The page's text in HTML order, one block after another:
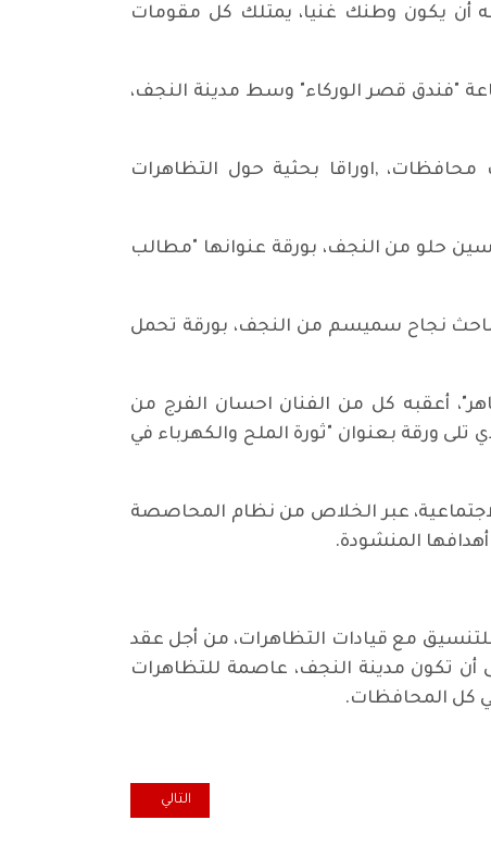
أن يكون وطنك غنيا، يمتلك كل مقومات
"فندق قصر الوركاء" وسط مدينة النجف،
,اوراقا بحثية حول التظاهرات
حلو من النجف، بورقة عنوانها "مطالب
نجاح سميسم من النجف، بورقة تحمل
أعقبه كل من الفنان احسان الفرج من
ورقة بعنوان "ثورة الملح والكهرباء في
عبر الخلاص من نظام المحاصصة
المنشودة.
مع قيادات التظاهرات، من أجل عقد
أن تكون مدينة النجف، عاصمة للتظاهرات
كل المحافظات.
المقال التالي: حفل تأبين في
التالي